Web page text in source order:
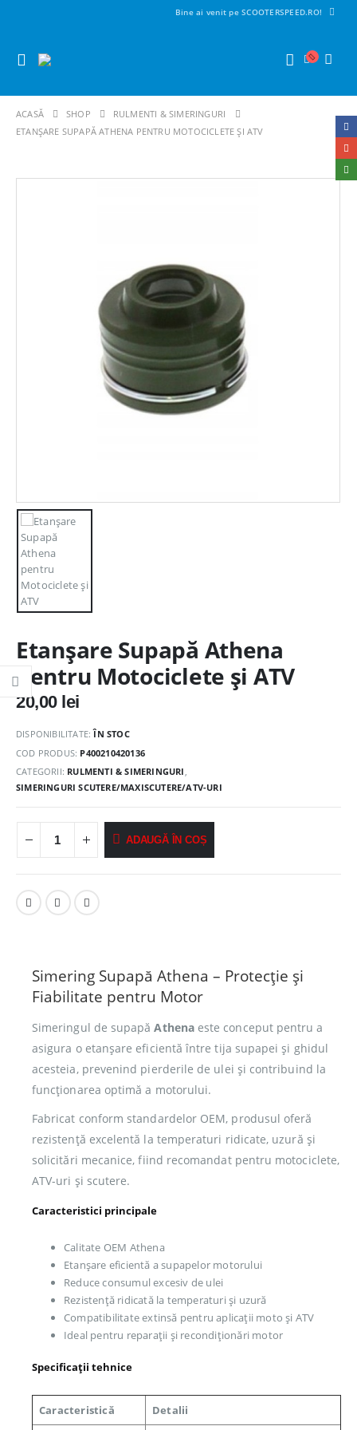
Bine ai venit pe SCOOTERSPEED.RO!
ACASĂ SHOP
RULMENTI & SIMERINGURI
ETANȘARE SUPAPĂ ATHENA PENTRU MOTOCICLETE ȘI ATV
Etanșare Supapă Athena
pentru Motociclete și ATV
20,00 lei
DISPONIBILITATE:ÎN STOC
COD PRODUS: P400210420136
CATEGORII: RULMENTI & SIMERINGURI ,
SIMERINGURI SCUTERE/MAXISCUTERE/ATV-URI
ADAUGĂ ÎN COȘ
Simering Supapă Athena – Protecție și
Fiabilitate pentru Motor
Simeringul de supapăAthenaeste conceput pentru a
asigura o etanșare eficientă între tija supapei și ghidul
acesteia, prevenind pierderile de ulei și contribuind la
funcționarea optimă a motorului.
Fabricat conform standardelor OEM, produsul oferă
rezistență excelentă la temperaturi ridicate, uzură și
solicitări mecanice, fiind recomandat pentru motociclete,
ATV-uri și scutere.
Caracteristici principale
Calitate OEM Athena
Etanșare eficientă a supapelor motorului
Reduce consumul excesiv de ulei
Rezistență ridicată la temperaturi și uzură
Compatibilitate extinsă pentru aplicații moto și ATV
Ideal pentru reparații și recondiționări motor
Specificații tehnice
Caracteristică Detalii